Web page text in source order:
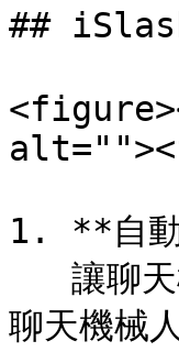
## iSlash
1. **自
聊天機械